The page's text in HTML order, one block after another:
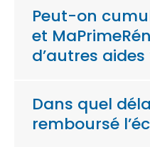
Peut-on
et
d’autres aides
Dans quel
remboursé